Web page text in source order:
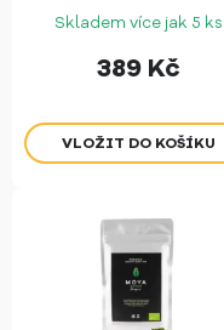
Skladem více jak 5 ks
389 Kč